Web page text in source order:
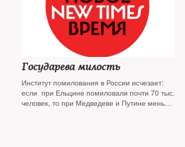
Государева милость
Институт помилования в России исчезает:
если при Ельцине помиловали почти 70 тыс.
человек, то при Медведеве и Путине меньше